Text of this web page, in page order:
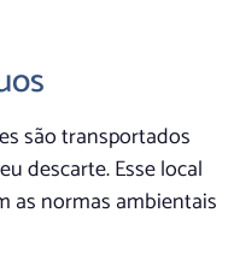
são transportados
descarte. Esse local
as normas ambientais